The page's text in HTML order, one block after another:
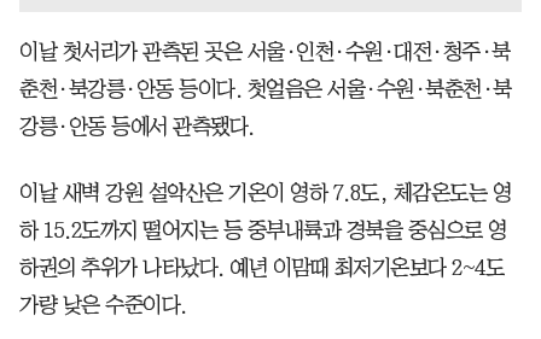
이날 첫서리가 관측된 곳은 서울·인천·수원·대전·청주·북
춘천·북강릉·안동 등이다. 첫얼음은 서울·수원·북춘천·북
강릉·안동 등에서 관측됐다.
이날 새벽 강원 설악산은 기온이 영하 7.8도, 체감온도는 영
하 15.2도까지 떨어지는 등 중부내륙과 경북을 중심으로 영
하권의 추위가 나타났다. 예년 이맘때 최저기온보다 2~4도
가량 낮은 수준이다.